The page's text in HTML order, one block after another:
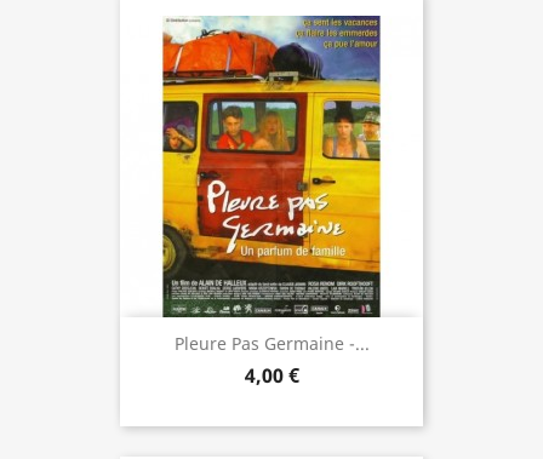
Pleure Pas Germaine -...
4,00 €